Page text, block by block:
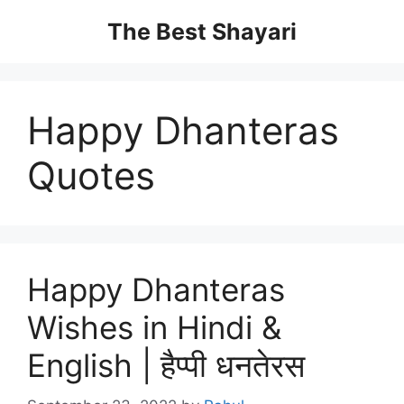
The Best Shayari
Happy Dhanteras
Quotes
Happy Dhanteras
Wishes in Hindi &
English | हैप्पी धनतेरस